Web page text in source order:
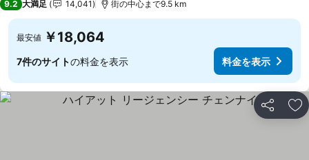
9.2 大満足 14,041 街の中心まで9.5 km
最安値 ￥18,064
7件のサイトの料金を表示 料金を表示
シェア お